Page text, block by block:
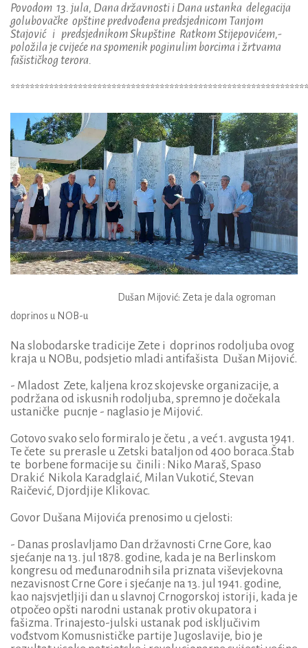
Povodom 13. jula, Dana državnosti i Dana ustanka delegacija
golubovačke opštine predvođena predsjednicom Tanjom
Stajović i predsjednikom Skupštine Ratkom Stijepovićem,-
položila je cvijeće na spomenik poginulim borcima i žrtvama
fašističkog terora.
Dušan Mijović: Zeta je dala ogroman
doprinos u NOB-u
Na slobodarske tradicije Zete i doprinos rodoljuba ovog
kraja u NOBu, podsjetio mladi antifašista Dušan Mijović.
- Mladost Zete, kaljena kroz skojevske organizacije, a
podržana od iskusnih rodoljuba, spremno je dočekala
ustaničke pucnje - naglasio je Mijović.
Gotovo svako selo formiralo je četu , a već 1. avgusta 1941.
Te čete su prerasle u Zetski bataljon od 400 boraca.Štab
te borbene formacije su činili : Niko Maraš, Spaso
Drakić Nikola Karadglaić, Milan Vukotić, Stevan
Raičević, Djordjije Klikovac.
Govor Dušana Mijovića prenosimo u cjelosti:
- Danas proslavljamo Dan državnosti Crne Gore, kao
sjećanje na 13. jul 1878. godine, kada je na Berlinskom
kongresu od međunarodnih sila priznata viševjekovna
nezavisnost Crne Gore i sjećanje na 13. jul 1941. godine,
kao najsvjetljiji dan u slavnoj Crnogorskoj istoriji, kada je
otpočeo opšti narodni ustanak protiv okupatora i
fašizma. Trinajesto-julski ustanak pod isključivim
vođstvom Komusnističke partije Jugoslavije, bio je